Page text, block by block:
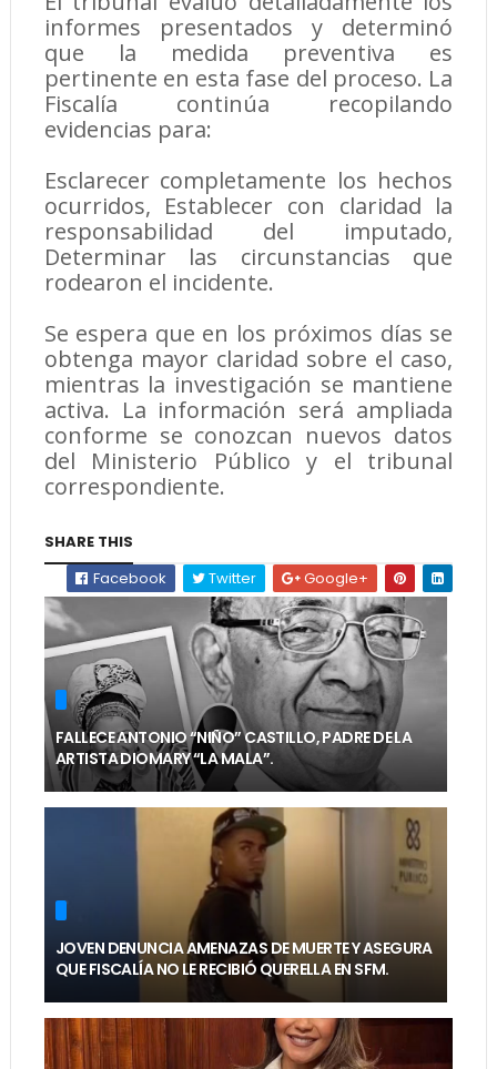
informes presentados y determinó
que la medida preventiva es
pertinente en esta fase del proceso. La
Fiscalía continúa recopilando
evidencias para:
Esclarecer completamente los hechos
ocurridos, Establecer con claridad la
responsabilidad del imputado,
Determinar las circunstancias que
rodearon el incidente.
Se espera que en los próximos días se
obtenga mayor claridad sobre el caso,
mientras la investigación se mantiene
activa. La información será ampliada
conforme se conozcan nuevos datos
del Ministerio Público y el tribunal
correspondiente.
SHARE THIS
Facebook
Twitter Google+
FALLECE ANTONIO “NIÑO” CASTILLO, PADRE DE LA
ARTISTA DIOMARY “LA MALA”.
JOVEN DENUNCIA AMENAZAS DE MUERTE Y ASEGURA
QUE FISCALÍA NO LE RECIBIÓ QUERELLA EN SFM.